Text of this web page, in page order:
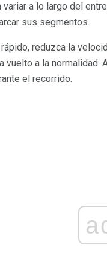
a lo largo del
sus segmentos.
reduzca la
a la normalidad.
el recorrido.